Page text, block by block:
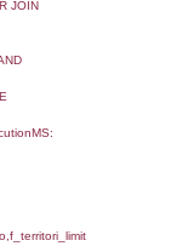
FROM
ON
=
=
AND